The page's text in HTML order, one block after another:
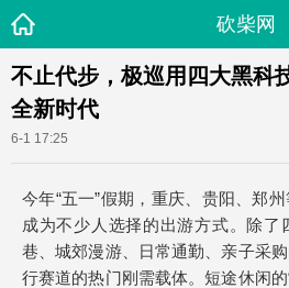
砍柴网
不止代步，极巡用四大黑科
全新时代
6-1 17:25
今年“五一”假期，重庆、贵阳、郑
成为不少人选择的出游方式。除了
巷、城郊漫游、日常通勤、亲子采
行赛道的热门刚需载体。短途休闲